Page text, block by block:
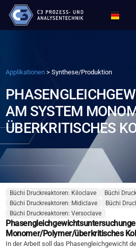
Applikationen > Synthese/Produktion
AM SYSTEM
ÜBERKRITISCHES
Büchi Druckreaktoren: Kiloclave
Büchi
Büchi Druckreaktoren: Midiclave
Büchi
Büchi Druckreaktoren: Versoclave
Monomer/Polymer/überkritisches
In der Arbeit soll das Phasengleichgewicht